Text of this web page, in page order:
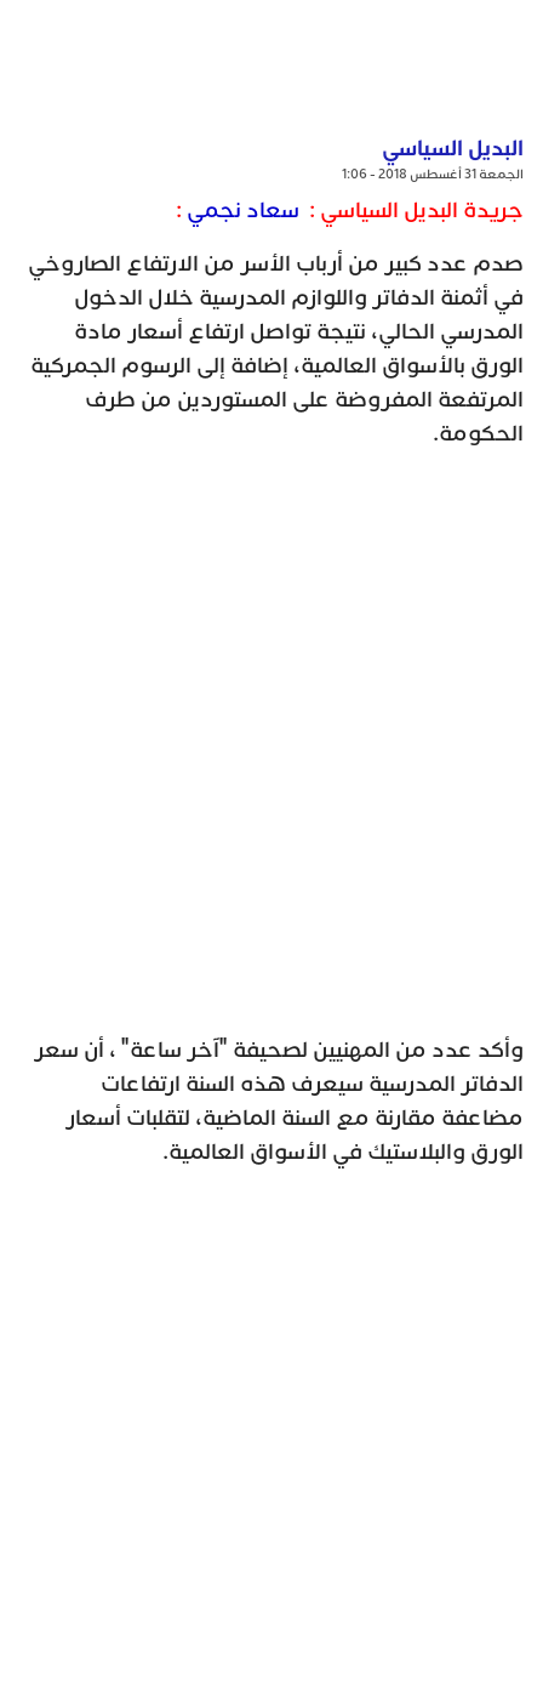
البديل السياسي
الجمعة 31 أغسطس 2018 - 1:06
جريدة البديل السياسي : سعاد نجمي :
صدم عدد كبير من أرباب الأسر من الارتفاع الصاروخي
في أثمنة الدفاتر واللوازم المدرسية خلال الدخول
المدرسي الحالي، نتيجة تواصل ارتفاع أسعار مادة
الورق بالأسواق العالمية، إضافة إلى الرسوم الجمركية
المرتفعة المفروضة على المستوردين من طرف
الحكومة.
وأكد عدد من المهنيين لصحيفة "آخر ساعة" ، أن سعر
الدفاتر المدرسية سيعرف هذه السنة ارتفاعات
مضاعفة مقارنة مع السنة الماضية، لتقلبات أسعار
الورق والبلاستيك في الأسواق العالمية.